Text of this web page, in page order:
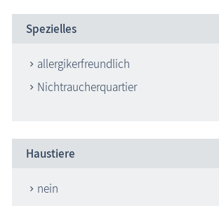
Spezielles
allergikerfreundlich
Nichtraucherquartier
Haustiere
nein